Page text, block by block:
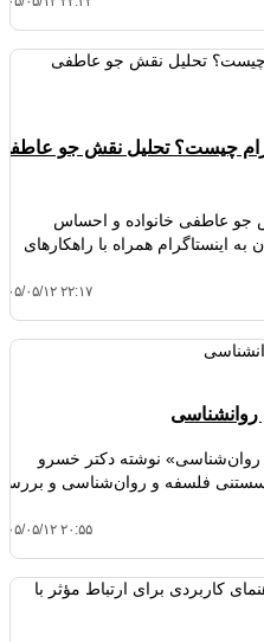
چیست؟ تحلیل نقش جو
جو عاطفی خانواده و احساس
اینستاگرام همراه با راهکارهای
۱۴۰۵/۰۵/۱۲
نوشته دکتر خسرو
فلسفه و روان‌شناسی و
۱۴۰۵/۰۵/۱۲